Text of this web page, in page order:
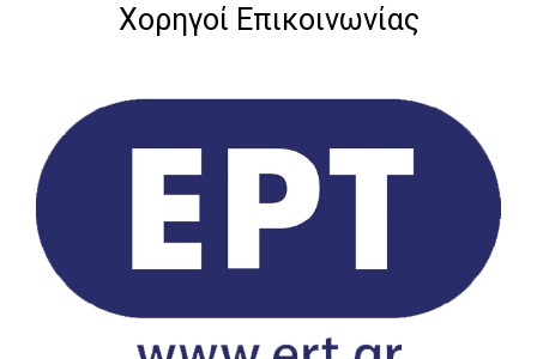
Χορηγοί Επικοινωνίας